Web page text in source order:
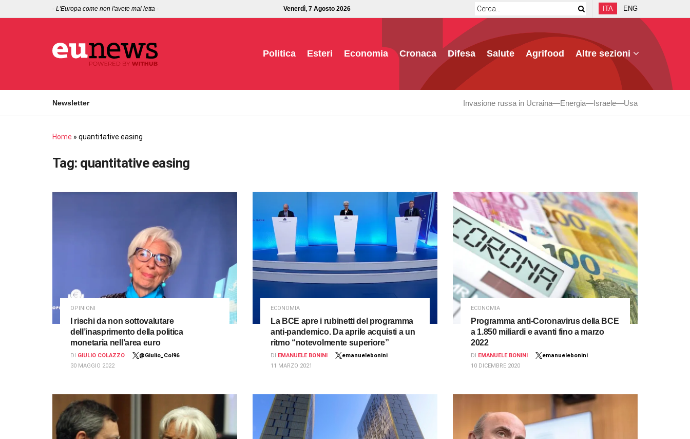
- L'Europa come non l'avete mai letta - Venerdì, 7 Agosto 2026 ITA ENG
Politica Esteri Economia Cronaca Difesa Salute Agrifood Altre sezioni
Newsletter Invasione russa in Ucraina Energia Israele Usa
Home » quantitative easing
Tag: quantitative easing
OPINIONI
I rischi da non sottovalutare
dell’inasprimento della politica
monetaria nell’area euro
DI GIULIO COLAZZO
@Giulio_Col96
30 MAGGIO 2022
ECONOMIA
La BCE apre i rubinetti del programma
anti-pandemico. Da aprile acquisti a un
ritmo “notevolmente superiore”
DI EMANUELE BONINI
emanuelebonini
11 MARZO 2021
ECONOMIA
Programma anti-Coronavirus della BCE
a 1.850 miliardi e avanti fino a marzo
2022
DI EMANUELE BONINI
emanuelebonini
10 DICEMBRE 2020